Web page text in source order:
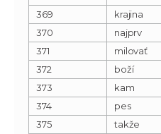
369
krajina
370
najprv
371
milovať
372
boží
373
kam
374
pes
375
takže